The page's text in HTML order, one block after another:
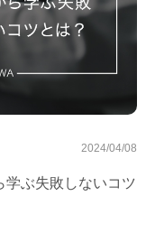
2024/04/08
ぶ失敗しないコツ